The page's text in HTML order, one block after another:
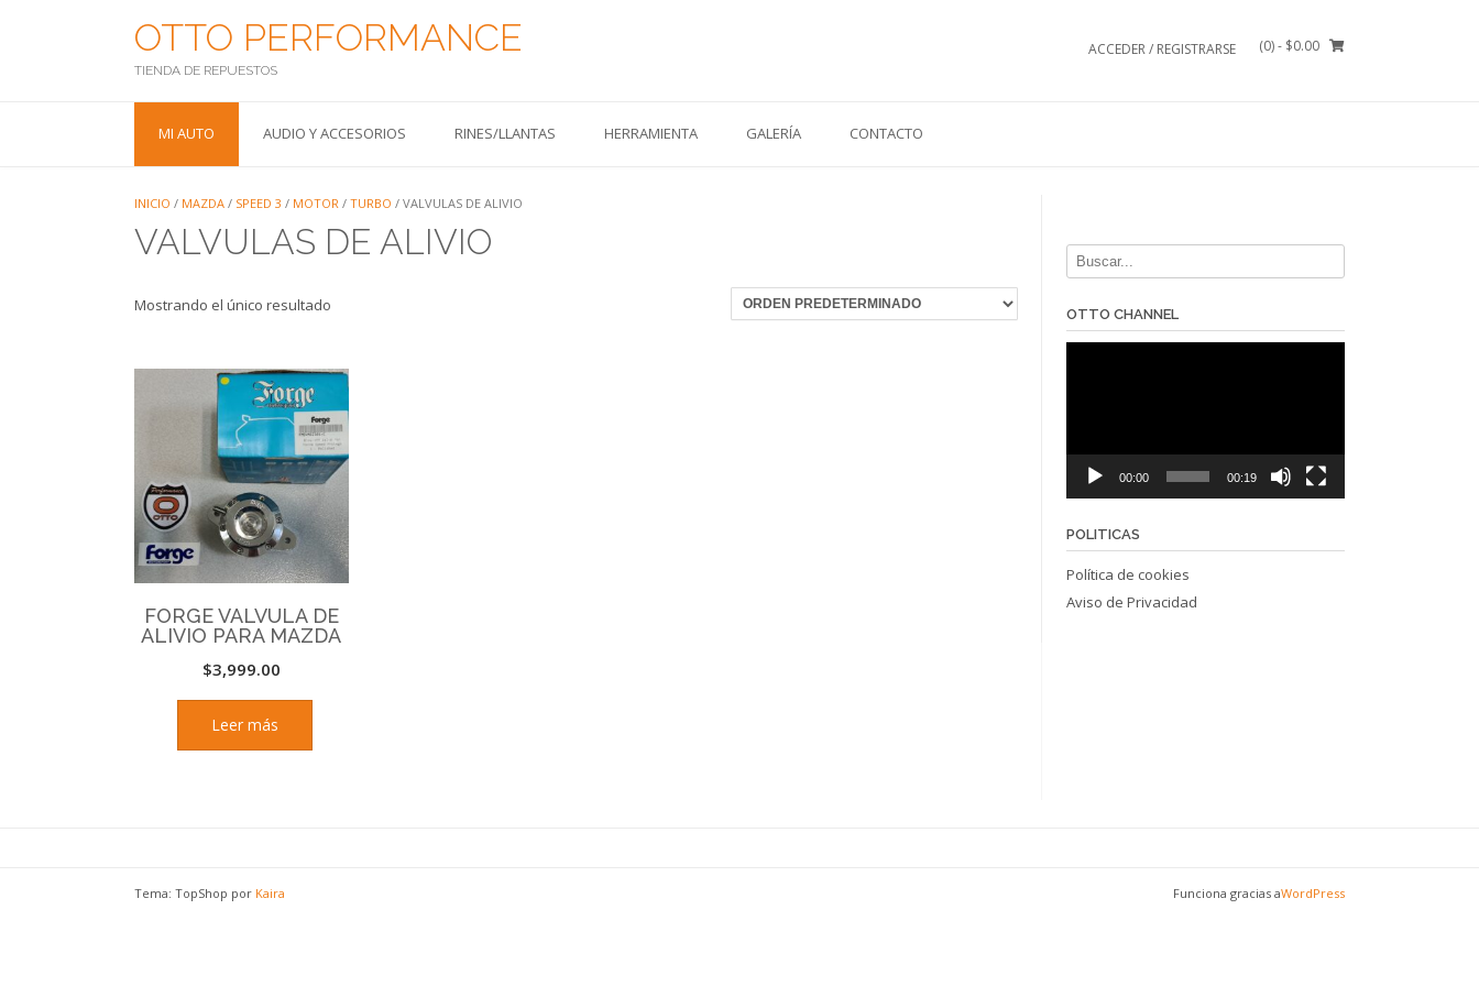
OTTO PERFORMANCE
TIENDA DE REPUESTOS
ACCEDER / REGISTRARSE (0)- $0.00
MI AUTO AUDIO Y ACCESORIOS RINES/LLANTAS HERRAMIENTA GALERÍA CONTACTO
INICIO / MAZDA / SPEED 3 / MOTOR / TURBO / VALVULAS DE ALIVIO
VALVULAS DE ALIVIO
Mostrando el único resultado
FORGE VALVULA DE
ALIVIO PARA MAZDA
$3,999.00
Leer más
OTTO CHANNEL
00:00 00:19
POLITICAS
Política de cookies
Aviso de Privacidad
Tema: TopShop por Kaira Funciona gracias aWordPress